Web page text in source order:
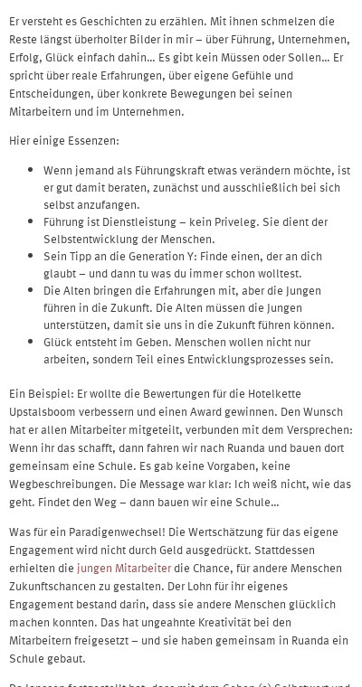
Er versteht es Geschichten zu erzählen. Mit ihnen schmelzen die
Reste längst überholter Bilder in mir – über Führung, Unternehmen,
Erfolg, Glück einfach dahin… Es gibt kein Müssen oder Sollen… Er
spricht über reale Erfahrungen, über eigene Gefühle und
Entscheidungen, über konkrete Bewegungen bei seinen
Mitarbeitern und im Unternehmen.
Hier einige Essenzen:
Wenn jemand als Führungskraft etwas verändern möchte, ist
er gut damit beraten, zunächst und ausschließlich bei sich
selbst anzufangen.
Führung ist Dienstleistung – kein Priveleg. Sie dient der
Selbstentwicklung der Menschen.
Sein Tipp an die Generation Y: Finde einen, der an dich
glaubt – und dann tu was du immer schon wolltest.
Die Alten bringen die Erfahrungen mit, aber die Jungen
führen in die Zukunft. Die Alten müssen die Jungen
unterstützen, damit sie uns in die Zukunft führen können.
Glück entsteht im Geben. Menschen wollen nicht nur
arbeiten, sondern Teil eines Entwicklungsprozesses sein.
Ein Beispiel: Er wollte die Bewertungen für die Hotelkette
Upstalsboom verbessern und einen Award gewinnen. Den Wunsch
hat er allen Mitarbeiter mitgeteilt, verbunden mit dem Versprechen:
Wenn ihr das schafft, dann fahren wir nach Ruanda und bauen dort
gemeinsam eine Schule. Es gab keine Vorgaben, keine
Wegbeschreibungen. Die Message war klar: Ich weiß nicht, wie das
geht. Findet den Weg – dann bauen wir eine Schule…
Was für ein Paradigenwechsel! Die Wertschätzung für das eigene
Engagement wird nicht durch Geld ausgedrückt. Stattdessen
erhielten die jungen Mitarbeiterdie Chance, für andere Menschen
Zukunftschancen zu gestalten. Der Lohn für ihr eigenes
Engagement bestand darin, dass sie andere Menschen glücklich
machen konnten. Das hat ungeahnte Kreativität bei den
Mitarbeitern freigesetzt – und sie haben gemeinsam in Ruanda ein
Schule gebaut.